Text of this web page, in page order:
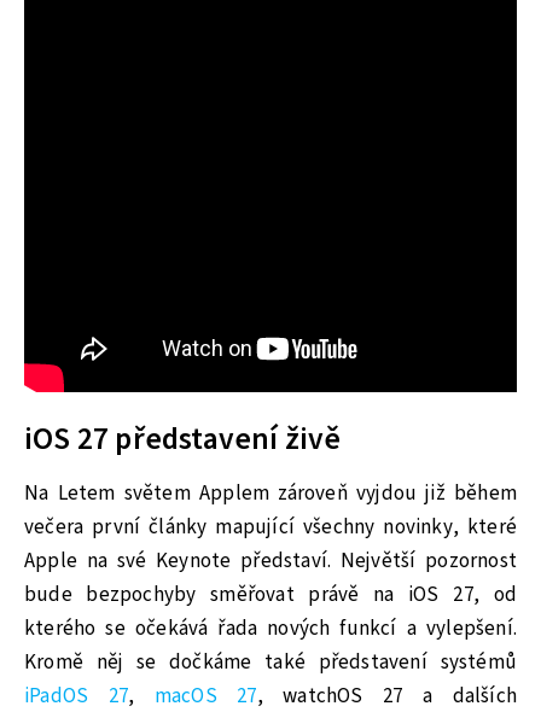
iOS 27 představení živě
Na Letem světem Applem zároveň vyjdou již během
večera první články mapující všechny novinky, které
Apple na své Keynote představí. Největší pozornost
bude bezpochyby směřovat právě na iOS 27, od
kterého se očekává řada nových funkcí a vylepšení.
Kromě něj se dočkáme také představení systémů
iPadOS 27, macOS 27, watchOS 27 a dalších